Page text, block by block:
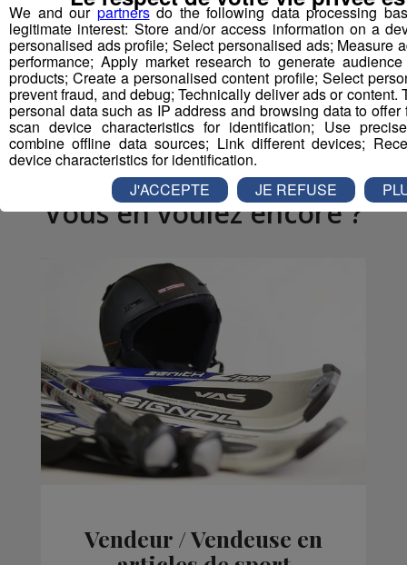
Partager sur Facebook
Partager sur Twitter
Vous en voulez encore ?
Vendeur / Vendeuse en
We and ourpartnersdo the following data processing
legitimate interest: Store and/or access information on a
personalised ads profile; Select personalised ads; Measure
performance; Apply market research to generate
products; Create a personalised content profile; Select
prevent fraud, and debug; Technically deliver ads or
personal data such as IP address and browsing data to
scan device characteristics for identification; Use
combine offline data sources; Link different devices;
device characteristics for identification.
J'ACCEPTE JE REFUSE